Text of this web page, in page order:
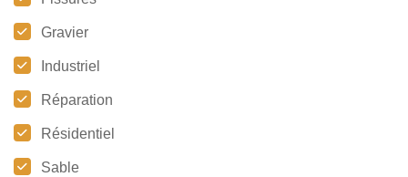
Gravier
Industriel
Réparation
Résidentiel
Sable